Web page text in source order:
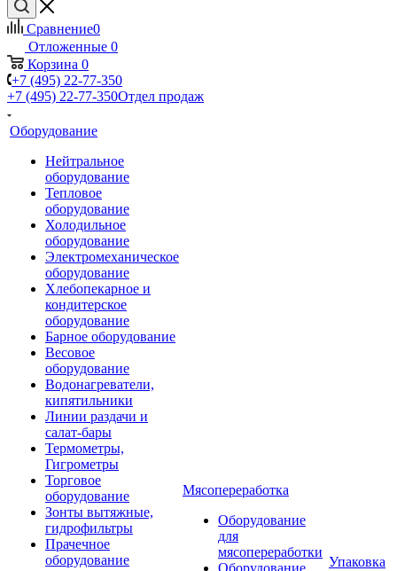
Сравнение0
Отложенные 0
Корзина 0
+7 (495) 22-77-350
+7 (495) 22-77-350Отдел продаж
Оборудование
Нейтральное
оборудование
Тепловое
оборудование
Холодильное
оборудование
Электромеханическое
оборудование
Хлебопекарное и
кондитерское
оборудование
Барное оборудование
Весовое
оборудование
Водонагреватели,
кипятильники
Линии раздачи и
салат-бары
Термометры,
Гигрометры
Торговое
оборудование
Зонты вытяжные,
гидрофильтры
Прачечное
оборудование
Мясопереработка
Оборудование
для
мясопереработки
Оборудование
Упаковка